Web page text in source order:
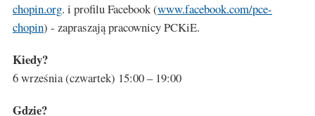
chopin.org. i profilu Facebook (www.facebook.com/pce-
chopin) - zapraszają pracownicy PCKiE.
Kiedy?
6 września (czwartek) 15:00 – 19:00
Gdzie?